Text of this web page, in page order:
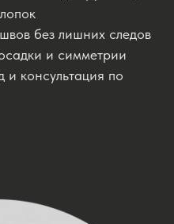
без лишних следов
и симметрии
и консультация по